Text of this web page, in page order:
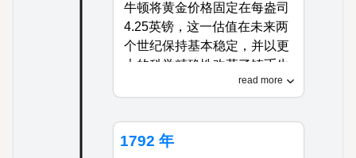
牛顿将黄金价格固定在每盎司
4.25英镑，这一估值在未来两
个世纪保持基本稳定，并以更
大的科学精确性改革了铸币生
业革命，同时确立了英镑作为
read more
1792 年